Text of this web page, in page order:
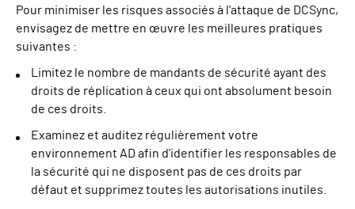
Pour minimiser les risques associés à l'attaque de DCSync,
envisagez de mettre en œuvre les meilleures pratiques
suivantes :
Limitez le nombre de mandants de sécurité ayant des
droits de réplication à ceux qui ont absolument besoin
de ces droits.
Examinez et auditez régulièrement votre
environnement AD afin d'identifier les responsables de
la sécurité qui ne disposent pas de ces droits par
défaut et supprimez toutes les autorisations inutiles.